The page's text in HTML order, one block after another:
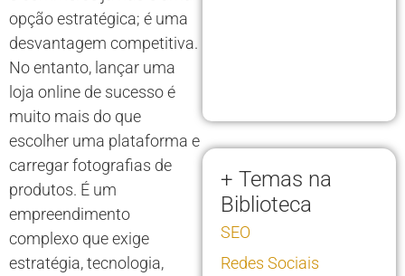
opção estratégica; é uma
desvantagem competitiva.
No entanto, lançar uma
loja online de sucesso é
muito mais do que
escolher uma plataforma e
carregar fotografias de
produtos. É um
empreendimento
complexo que exige
estratégia, tecnologia,
+ Temas na
Biblioteca
SEO
Redes Sociais